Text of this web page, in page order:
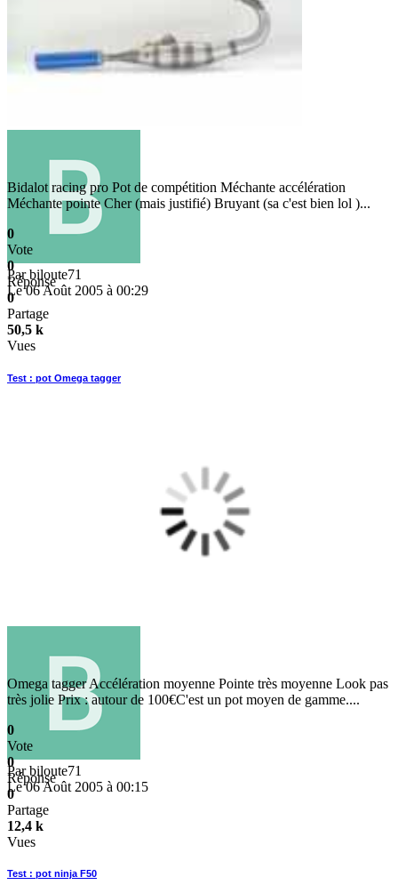
Parbiloute71
Le 06 Août 2005 à 00:29
Bidalot racing pro Pot de compétition Méchante accélération
Méchante pointe Cher (mais justifié) Bruyant (sa c'est bien lol )...
0
Vote
0
Réponse
0
Partage
50,5 k
Vues
Test : pot Omega tagger
Parbiloute71
Le 06 Août 2005 à 00:15
Omega tagger Accélération moyenne Pointe très moyenne Look pas
très jolie Prix : autour de 100€C'est un pot moyen de gamme....
0
Vote
0
Réponse
0
Partage
12,4 k
Vues
Test : pot ninja F50